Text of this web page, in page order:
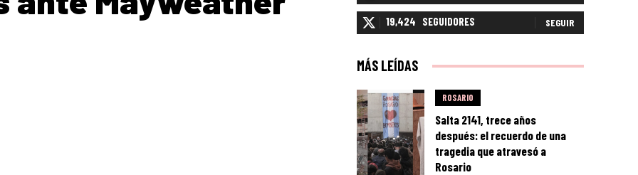
19,424 SEGUIDORES SEGUIR
MÁS LEÍDAS
ROSARIO
Salta 2141, trece años
después: el recuerdo de una
tragedia que atravesó a
Rosario